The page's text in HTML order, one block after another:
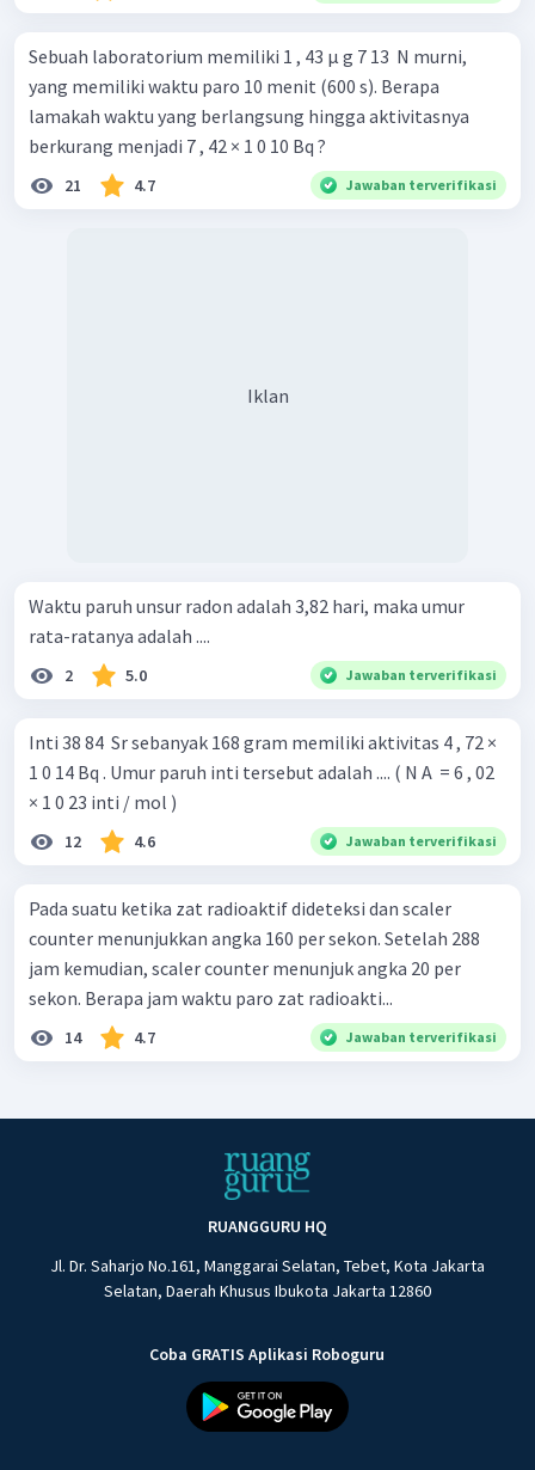
Sebuah laboratorium memiliki 1 , 43 μ g 7 13 ​ N murni,
yang memiliki waktu paro 10 menit (600 s). Berapa
lamakah waktu yang berlangsung hingga aktivitasnya
berkurang menjadi 7 , 42 × 1 0 10 Bq ?
21 4.7 Jawaban terverifikasi
Iklan
Waktu paruh unsur radon adalah 3,82 hari, maka umur
rata-ratanya adalah ....
2 5.0 Jawaban terverifikasi
Inti 38 84 ​ Sr sebanyak 168 gram memiliki aktivitas 4 , 72 ×
1 0 14 Bq . Umur paruh inti tersebut adalah .... ( N A ​ = 6 , 02
× 1 0 23 inti / mol )
12 4.6 Jawaban terverifikasi
Pada suatu ketika zat radioaktif dideteksi dan scaler
counter menunjukkan angka 160 per sekon. Setelah 288
jam kemudian, scaler counter menunjuk angka 20 per
sekon. Berapa jam waktu paro zat radioakti...
14 4.7 Jawaban terverifikasi
RUANGGURU HQ
Jl. Dr. Saharjo No.161, Manggarai Selatan, Tebet, Kota Jakarta
Selatan, Daerah Khusus Ibukota Jakarta 12860
Coba GRATIS Aplikasi Roboguru